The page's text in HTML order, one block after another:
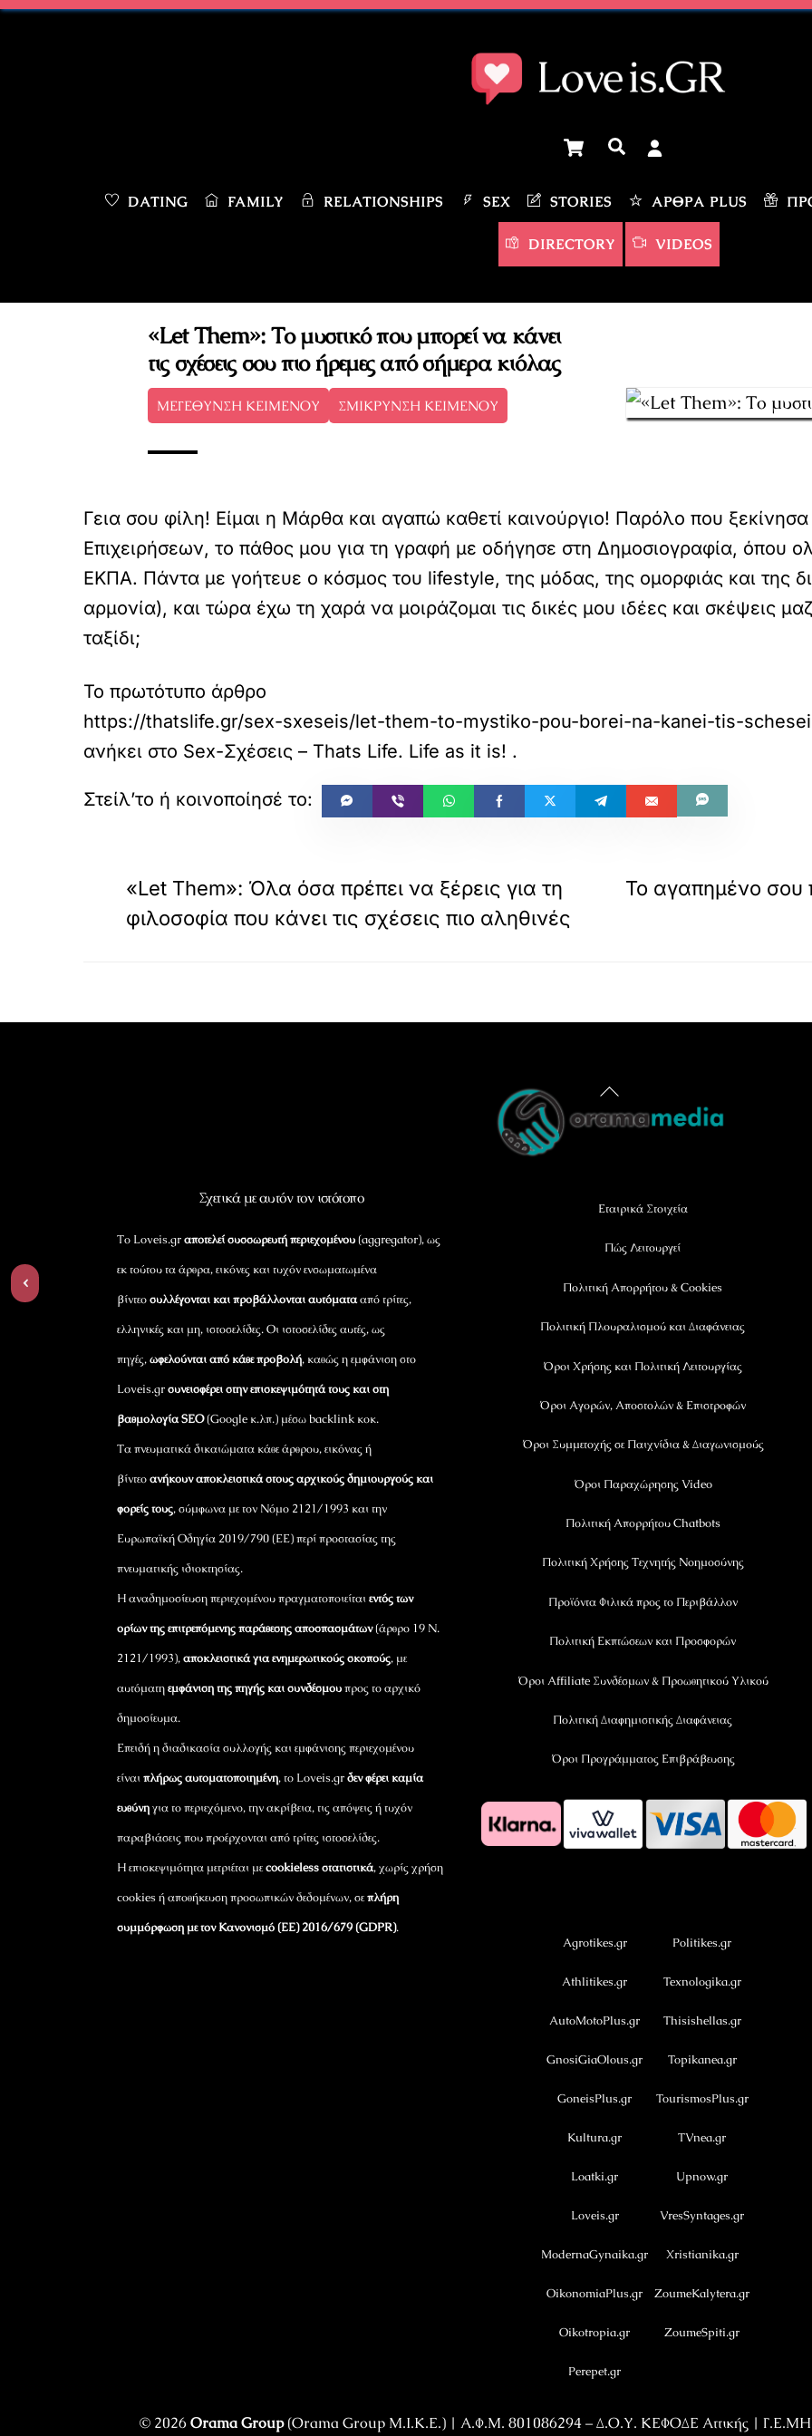
Skip
CartΑναζήτηση
DATING FAMILY RELATIONSHIPS SEX STORIES ΆΡΘΡΑ PLUS
DIRECTORY VIDEOS
«Let Them»: Το μυστικό που μπορεί να κάνει
τις σχέσεις σου πιο ήρεμες από σήμερα κιόλας
ΜΕΓΕΘΥΝΣΗ ΚΕΙΜΕΝΟΥ ΣΜΙΚΡΥΝΣΗ ΚΕΙΜΕΝΟΥ
Γεια σου φίλη! Είμαι η Μάρθα και αγαπώ καθετί καινούργιο! Παρόλο που
Επιχειρήσεων, το πάθος μου για τη γραφή με οδήγησε στη Δημοσιογραφία, όπου
ΕΚΠΑ. Πάντα με γοήτευε ο κόσμος του lifestyle, της μόδας, της ομορφιάς και της
αρμονία), και τώρα έχω τη χαρά να μοιράζομαι τις δικές μου ιδέες και σκέψεις
ταξίδι;
Το πρωτότυπο άρθρο
https://thatslife.gr/sex-sxeseis/let-them-to-mystiko-pou-borei-na-kanei-tis-
ανήκει στο Sex-Σχέσεις – Thats Life. Life as it is! .
«Let Them»: Όλα όσα πρέπει να ξέρεις για τη
φιλοσοφία που κάνει τις σχέσεις πιο αληθινές
Το αγαπημένο
Back
To
Σχετικά με αυτόν τον ιστότοπο
Το Loveis.grαποτελεί συσσωρευτή περιεχομένου(aggregator), ως
εκ τούτου τα άρθρα, εικόνες και τυχόν ενσωματωμένα
βίντεοσυλλέγονται και προβάλλονται αυτόματααπό τρίτες,
ελληνικές και μη, ιστοσελίδες. Οι ιστοσελίδες αυτές, ως
πηγές,ωφελούνται από κάθε προβολή, καθώς η εμφάνιση στο
Loveis.grσυνεισφέρει στην επισκεψιμότητά τους και στη
βαθμολογία SEO(Google κ.λπ.) μέσω backlink κοκ.
Τα πνευματικά δικαιώματα κάθε άρθρου, εικόνας ή
βίντεοανήκουν αποκλειστικά στους αρχικούς δημιουργούς και
φορείς τους, σύμφωνα με τον Νόμο 2121/1993 και την
Ευρωπαϊκή Οδηγία 2019/790 (ΕΕ) περί προστασίας της
πνευματικής ιδιοκτησίας.
Η αναδημοσίευση περιεχομένου πραγματοποιείταιεντός των
ορίων της επιτρεπόμενης παράθεσης αποσπασμάτων(άρθρο 19 Ν.
2121/1993),αποκλειστικά για ενημερωτικούς σκοπούς, με
αυτόματηεμφάνιση της πηγής και συνδέσμουπρος το αρχικό
δημοσίευμα.
Επειδή η διαδικασία συλλογής και εμφάνισης περιεχομένου
είναιπλήρως αυτοματοποιημένη, το Loveis.grδεν φέρει καμία
ευθύνηγια το περιεχόμενο, την ακρίβεια, τις απόψεις ή τυχόν
παραβιάσεις που προέρχονται από τρίτες ιστοσελίδες.
Η επισκεψιμότητα μετριέται μεcookieless στατιστικά, χωρίς χρήση
cookies ή αποθήκευση προσωπικών δεδομένων, σεπλήρη
συμμόρφωση με τον Κανονισμό (ΕΕ) 2016/679 (GDPR).
Εταιρικά Στοιχεία
Πώς Λειτουργεί
Πολιτική Απορρήτου & Cookies
Πολιτική Πλουραλισμού και Διαφάνειας
Όροι Χρήσης και Πολιτική Λειτουργίας
Όροι Αγορών, Αποστολών & Επιστροφών
Όροι Συμμετοχής σε Παιχνίδια & Διαγωνισμούς
Όροι Παραχώρησης Video
Πολιτική Απορρήτου Chatbots
Πολιτική Χρήσης Τεχνητής Νοημοσύνης
Προϊόντα Φιλικά προς το Περιβάλλον
Πολιτική Εκπτώσεων και Προσφορών
Όροι Affiliate Συνδέσμων & Προωθητικού Υλικού
Πολιτική Διαφημιστικής Διαφάνειας
Όροι Προγράμματος Επιβράβευσης
Agrotikes.gr Politikes.gr
Athlitikes.gr Texnologika.gr
AutoMotoPlus.gr Thisishellas.gr
GnosiGiaOlous.gr Topikanea.gr
GoneisPlus.gr TourismosPlus.gr
Kultura.gr TVnea.gr
Loatki.gr Upnow.gr
Loveis.gr VresSyntages.gr
ModernaGynaika.gr Xristianika.gr
OikonomiaPlus.gr ZoumeKalytera.gr
Oikotropia.gr ZoumeSpiti.gr
Perepet.gr
© 2026Orama Group(Orama Group Μ.Ι.Κ.Ε.) | Α.Φ.Μ. 801086294 – Δ.Ο.Υ. ΚΕΦΟΔΕ Αττικής |
‹